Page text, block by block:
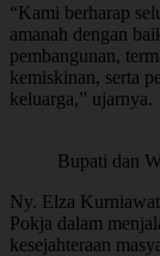
“Kami berharap
amanah dengan
pembangunan,
kemiskinan, serta
keluarga,” ujarnya.
Bupati dan
Ny. Elza
Pokja dalam
kesejahteraan